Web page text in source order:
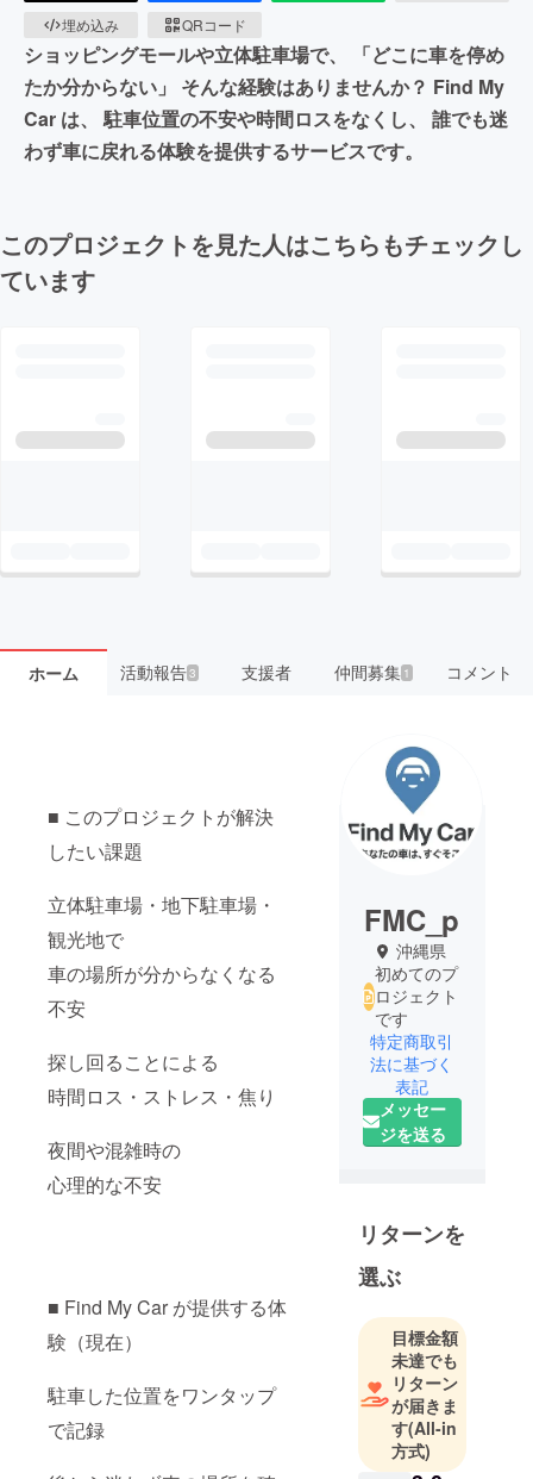
埋め込み
QRコード
ショッピングモールや立体駐車場で、 「どこに車を停め
たか分からない」 そんな経験はありませんか？ Find My
Car は、 駐車位置の不安や時間ロスをなくし、 誰でも迷
わず車に戻れる体験を提供するサービスです。
このプロジェクトを見た人はこちらもチェックし
ています
ホーム 活動報告3 支援者 仲間募集 1 コメント
■ このプロジェクトが解決
したい課題
立体駐車場・地下駐車場・
観光地で
車の場所が分からなくなる
不安
探し回ることによる
時間ロス・ストレス・焦り
夜間や混雑時の
心理的な不安
■ Find My Car が提供する体
験（現在）
駐車した位置をワンタップ
で記録
FMC_p
沖縄県
初めてのプ
ロジェクト
です
特定商取引
法に基づく
表記
メッセー
ジを送る
リターンを
選ぶ
目標金額
未達でも
リターン
が届きま
す(All-in
方式)